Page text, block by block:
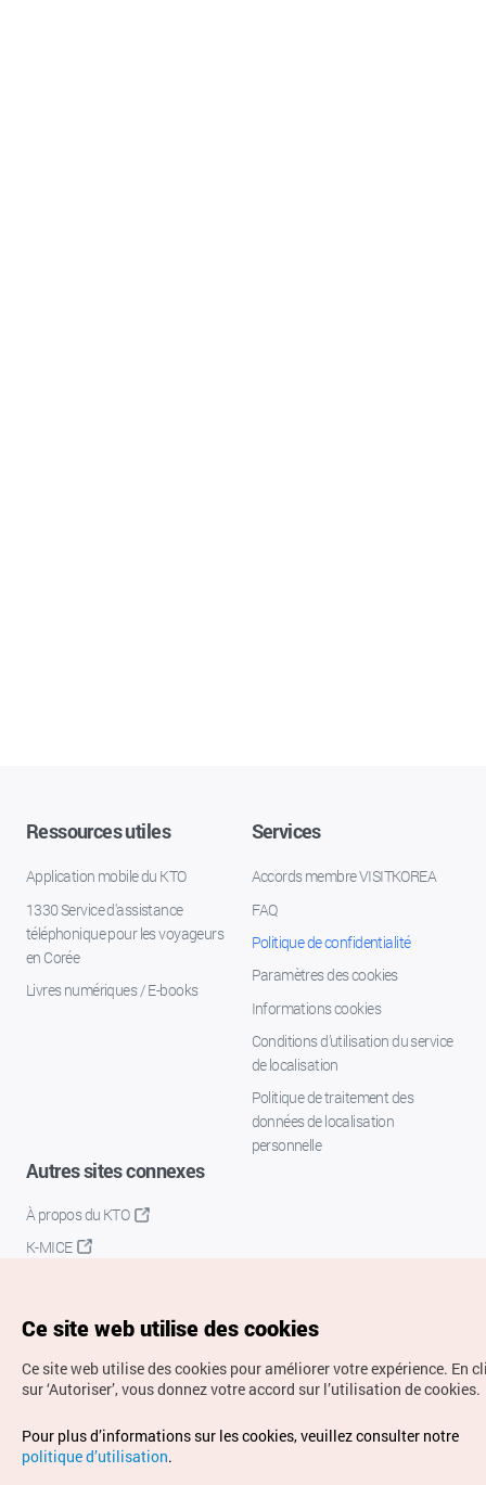
Ressources utiles
Application mobile du KTO
1330 Service d'assistance
téléphonique pour les voyageurs
en Corée
Livres numériques / E-books
Services
Accords membre VISITKOREA
FAQ
Politique de confidentialité
Paramètres des cookies
Informations cookies
Conditions d’utilisation du service
de localisation
Politique de traitement des
données de localisation
personnelle
Autres sites connexes
À propos du KTO
K-MICE
Droits d’auteur (c) Office National du Tourisme en Corée.
Tous droits réservés.
Pour les rapports d'erreurs et demandes de renseignements,
Ce site web utilise des cookies
Ce site web utilise des cookies pour améliorer votre expérience. En
sur ‘Autoriser’, vous donnez votre accord sur l’utilisation de cookies.
Pour plus d’informations sur les cookies, veuillez consulter notre
politique d’utilisation.